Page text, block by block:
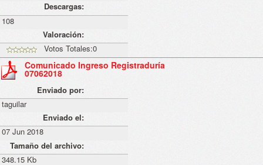
Descargas:
108
Valoración:
Votos Totales:0
Comunicado Ingreso Registraduría
07062018
Enviado por:
taguilar
Enviado el:
07 Jun 2018
Tamaño del archivo:
348.15 Kb